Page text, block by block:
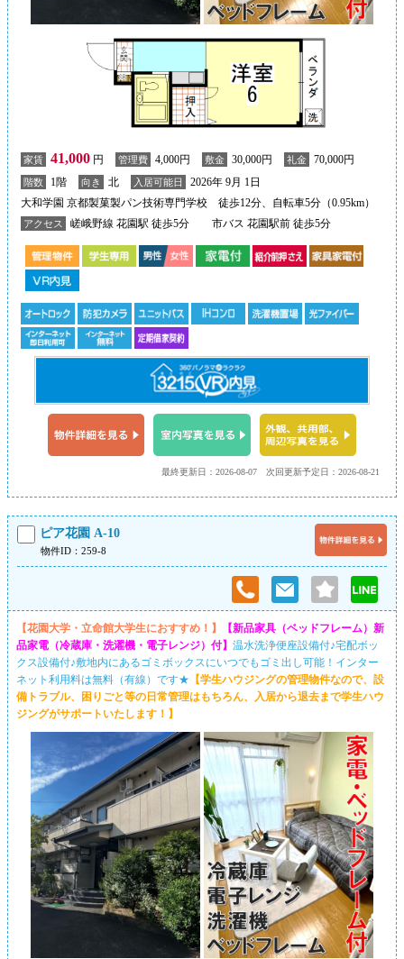
家賃 41,000 円 管理費 4,000円 敷金 30,000円 礼金 70,000円
階数 1階 向き 北 入居可能日
2026年 9月 1日
大和学園 京都製菓製パン技術専門学校 徒歩12分、自転車5分（0.95km）
アクセス 嵯峨野線 花園駅 徒歩5分 市バス 花園駅前 徒歩5分
次回更新予定日：2026-08-21
最終更新日：2026-08-07
ピア花園 A-10
物件ID：259-8
【花園大学・立命館大学生におすすめ！】
【新品家具（ベッドフレーム）新
品家電（冷蔵庫・洗濯機・電子レンジ）付】 温水洗浄便座設備付♪宅配ボッ
クス設備付♪敷地内にあるゴミボックスにいつでもゴミ出し可能！インター
ネット利用料は無料（有線）です★ 【学生ハウジングの管理物件なので、設
備トラブル、困りごと等の日常管理はもちろん、入居から退去まで学生ハウ
ジングがサポートいたします！】